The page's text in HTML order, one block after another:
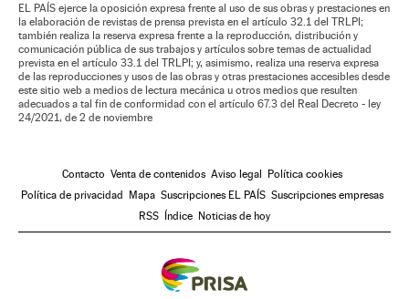
EL PAÍS ejerce la oposición expresa frente al uso de sus obras y prestaciones en
la elaboración de revistas de prensa prevista en el artículo 32.1 del TRLPI;
también realiza la reserva expresa frente a la reproducción, distribución y
comunicación pública de sus trabajos y artículos sobre temas de actualidad
prevista en el artículo 33.1 del TRLPI; y, asimismo, realiza una reserva expresa
de las reproducciones y usos de las obras y otras prestaciones accesibles desde
este sitio web a medios de lectura mecánica u otros medios que resulten
adecuados a tal fin de conformidad con el artículo 67.3 del Real Decreto - ley
24/2021, de 2 de noviembre
Contacto Venta de contenidos Aviso legal Política cookies
Política de privacidad Mapa Suscripciones EL PAÍS Suscripciones empresas
RSS Índice Noticias de hoy